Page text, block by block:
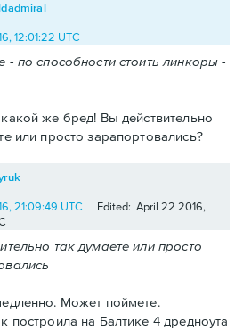
12:01:22 UTC
- по способности стоить линкоры -
же бред! Вы действительно
или просто зарапортовались?
21:09:49 UTC
Edited: April 22 2016,
так думаете или просто
Может поймете.
построила на Балтике 4 дредноута